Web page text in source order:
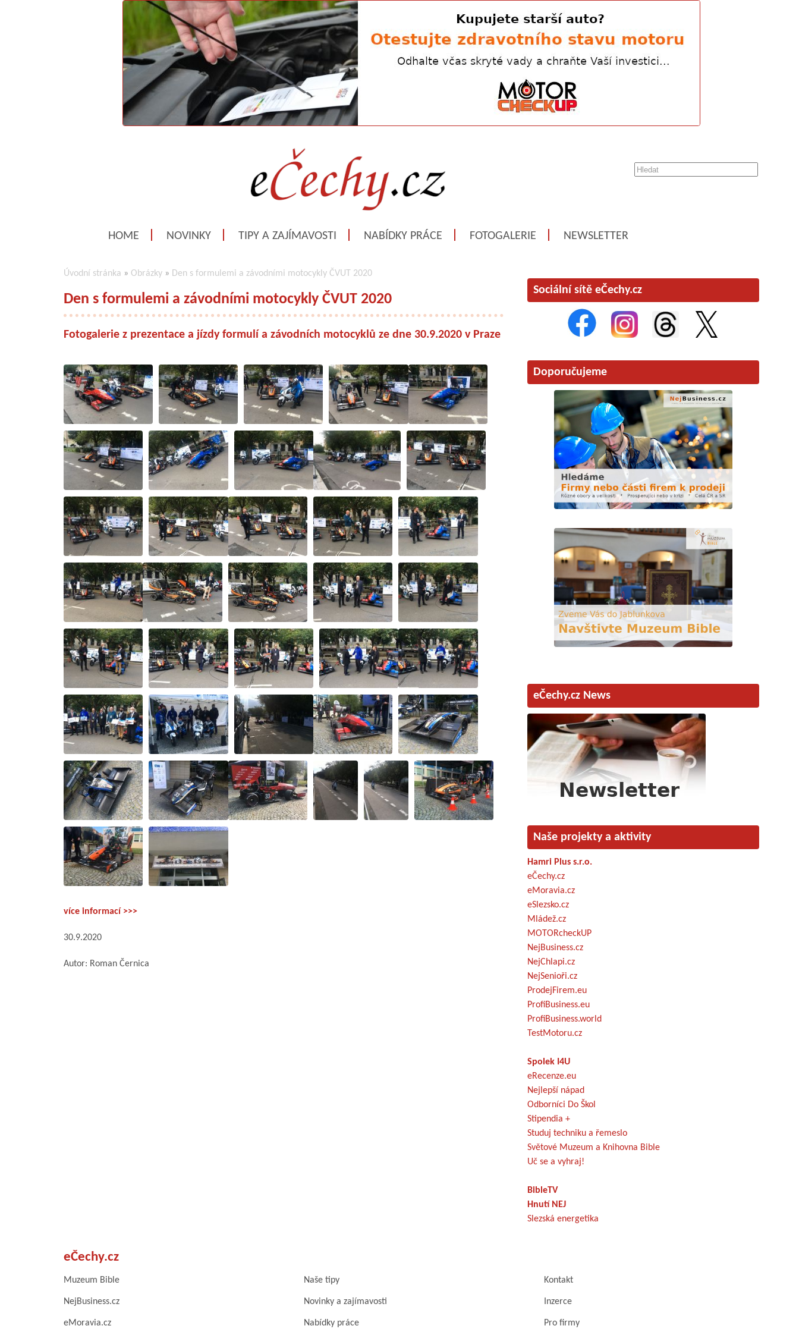
HOME NOVINKY TIPY A ZAJÍMAVOSTI NABÍDKY PRÁCE FOTOGALERIE NEWSLETTER
Úvodní stránka » Obrázky » Den s formulemi a závodními motocykly ČVUT 2020
Den s formulemi a závodními motocykly ČVUT 2020
Fotogalerie z prezentace a jízdy formulí a závodních motocyklů ze dne 30.9.2020 v Praze
více informací >>>
30.9.2020
Autor: Roman Černica
Sociální sítě eČechy.cz
Doporučujeme
eČechy.cz News
Naše projekty a aktivity
Hamri Plus s.r.o.
eČechy.cz
eMoravia.cz
eSlezsko.cz
Mládež.cz
MOTORcheckUP
NejBusiness.cz
NejChlapi.cz
NejSenioři.cz
ProdejFirem.eu
ProfiBusiness.eu
ProfiBusiness.world
TestMotoru.cz
Spolek I4U
eRecenze.eu
Nejlepší nápad
Odborníci Do Škol
Stipendia +
Studuj techniku a řemeslo
Světové Muzeum a Knihovna Bible
Uč se a vyhraj!
BibleTV
Hnutí NEJ
Slezská energetika
eČechy.cz
Muzeum Bible Naše tipy Kontakt
NejBusiness.cz Novinky a zajímavosti Inzerce
eMoravia.cz Nabídky práce Pro firmy